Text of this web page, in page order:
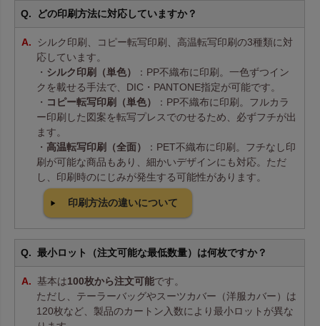
どの印刷方法に対応していますか？
シルク印刷、コピー転写印刷、高温転写印刷の3種類に対
応しています。
・ シルク印刷（単色）
：PP不織布に印刷。一色ずつイン
クを載せる手法で、DIC・PANTONE指定が可能です。
・ コピー転写印刷（単色）
：PP不織布に印刷。フルカラ
ー印刷した図案を転写プレスでのせるため、必ずフチが出
ます。
・ 高温転写印刷（全面）
：PET不織布に印刷。フチなし印
刷が可能な商品もあり、細かいデザインにも対応。ただ
し、印刷時のにじみが発生する可能性があります。
印刷方法の違いについて
最小ロット（注文可能な最低数量）は何枚ですか？
基本は100枚から注文可能です。
ただし、テーラーバッグやスーツカバー（洋服カバー）は
120枚など、製品のカートン入数により最小ロットが異な